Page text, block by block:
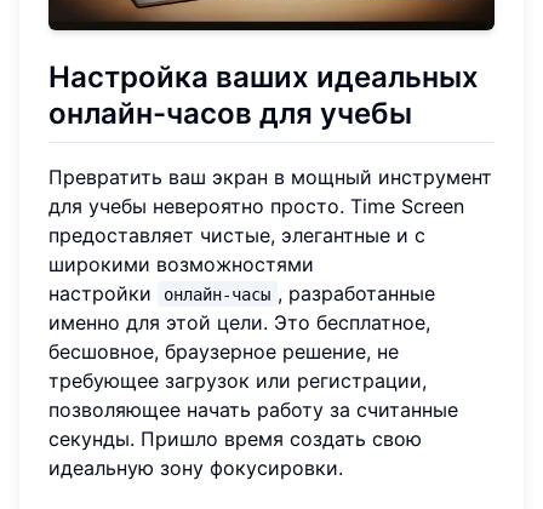
Настройка ваших идеальных
онлайн-часов для учебы
Превратить ваш экран в мощный инструмент
для учебы невероятно просто. Time Screen
предоставляет чистые, элегантные и с
широкими возможностями
настройки
онлайн-часы , разработанные
именно для этой цели. Это бесплатное,
бесшовное, браузерное решение, не
требующее загрузок или регистрации,
позволяющее начать работу за считанные
секунды. Пришло время создать свою
идеальную зону фокусировки.